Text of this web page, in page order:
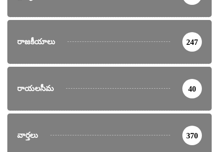
రాజకీయాలు 247
రాయలసీమ 40
వార్తలు 370